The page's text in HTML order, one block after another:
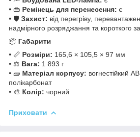
• 👜 Ремінець для перенесення: є
• 🛡️ Захист: від перегріву,
надмірного розряджання та короткого
📦 Габарити
• 📏 Розміри: 165,6 × 105,5 × 97 мм
• ⚖️ Вага: 1 893 г
• 🧱 Матеріал корпусу: вогнестійкий
полікарбонат
• 🎨 Колір: чорний
Приховати